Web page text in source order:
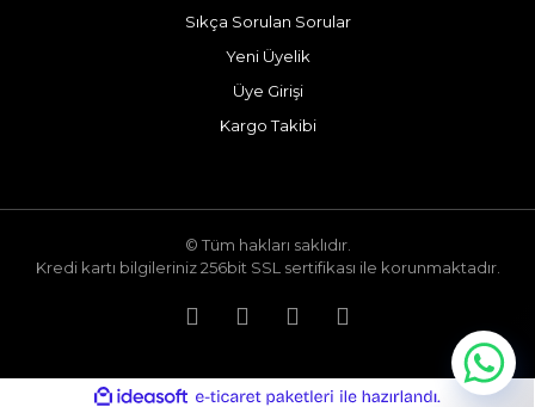
Sıkça Sorulan Sorular
Yeni Üyelik
Üye Girişi
Kargo Takibi
© Tüm hakları saklıdır.
Kredi kartı bilgileriniz 256bit SSL sertifikası ile korunmaktadır.
ideasoft e-